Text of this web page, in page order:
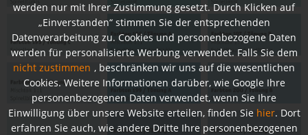
werden nur mit Ihrer Zustimmung gesetzt. Durch Klicken auf
„Einverstanden“ stimmen Sie der entsprechenden
Datenverarbeitung zu. Cookies und personenbezogene Daten
werden für personalisierte Werbung verwendet. Falls Sie dem
nicht zustimmen , beschränken wir uns auf die wesentlichen
Cookies. Weitere Informationen darüber, wie Google Ihre
personenbezogenen Daten verwendet, wenn Sie Ihre
Einwilligung über unsere Website erteilen, finden Sie hier. Dort
erfahren Sie auch, wie andere Dritte Ihre personenbezogenen